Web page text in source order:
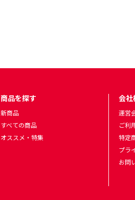
商品を探す
新商品
すべての商品
オススメ・特集
会社
運営
ご利
特定
プラ
お問